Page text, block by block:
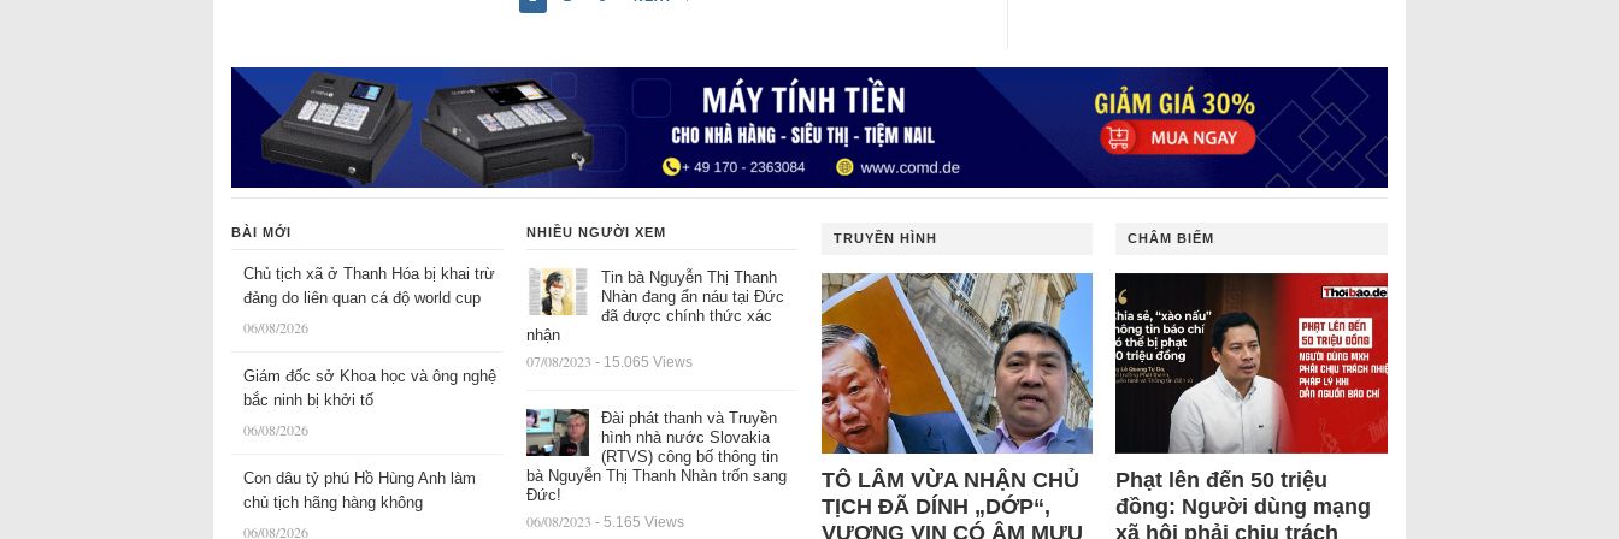
BÀI MỚI
Chủ tịch xã ở Thanh Hóa bị khai trừ
đảng do liên quan cá độ world cup
06/08/2026
Giám đốc sở Khoa học và ông nghệ
bắc ninh bị khởi tố
06/08/2026
Con dâu tỷ phú Hồ Hùng Anh làm
chủ tịch hãng hàng không
06/08/2026
NHIỀU NGƯỜI XEM
Tin bà Nguyễn Thị Thanh
Nhàn đang ẩn náu tại Đức
đã được chính thức xác
nhận
07/08/2023 - 15.065 Views
Đài phát thanh và Truyền
hình nhà nước Slovakia
(RTVS) công bố thông tin
bà Nguyễn Thị Thanh Nhàn trốn sang
Đức!
06/08/2023 - 5.165 Views
TRUYỀN HÌNH
TÔ LÂM VỪA NHẬN CHỦ
TỊCH ĐÃ DÍNH „DỚP“,
VƯỢNG VIN CÓ ÂM MƯU
CHÂM BIẾM
Phạt lên đến 50 triệu
đồng: Người dùng mạng
xã hội phải chịu trách